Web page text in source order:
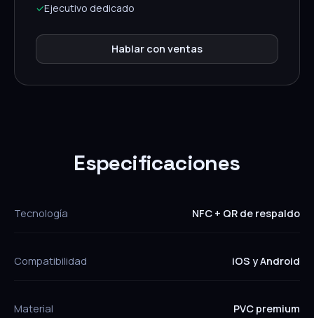
✓Ejecutivo dedicado
Hablar con ventas
Especificaciones
Tecnología NFC + QR de respaldo
Compatibilidad iOS y Android
Material PVC premium